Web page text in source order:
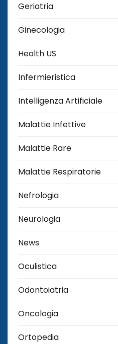
Geriatria
Ginecologia
Health US
Infermieristica
Intelligenza Artificiale
Malattie Infettive
Malattie Rare
Malattie Respiratorie
Nefrologia
Neurologia
News
Oculistica
Odontoiatria
Oncologia
Ortopedia